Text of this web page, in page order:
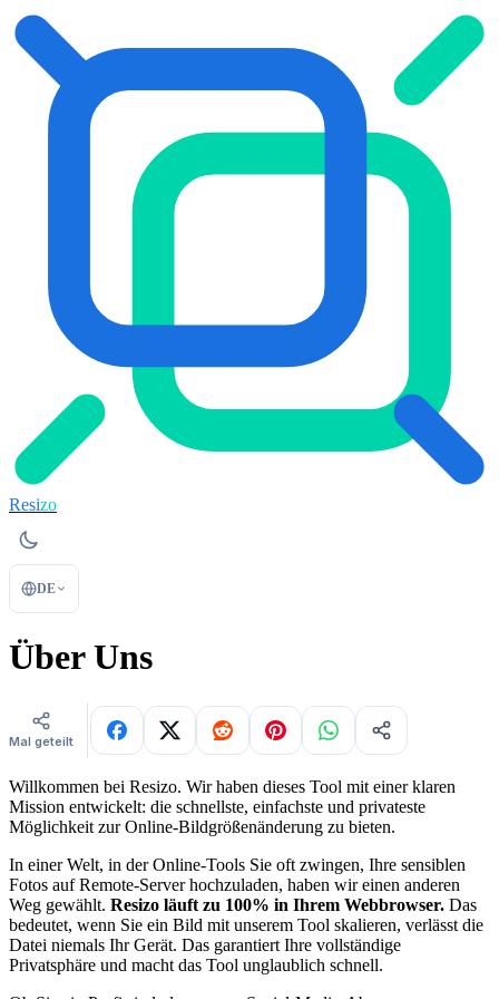
Resizo
DE
Über Uns
Mal geteilt
Willkommen bei Resizo. Wir haben dieses Tool mit einer klaren
Mission entwickelt: die schnellste, einfachste und privateste
Möglichkeit zur Online-Bildgrößenänderung zu bieten.
In einer Welt, in der Online-Tools Sie oft zwingen, Ihre sensiblen
Fotos auf Remote-Server hochzuladen, haben wir einen anderen
Weg gewählt. Resizo läuft zu 100% in Ihrem Webbrowser. Das
bedeutet, wenn Sie ein Bild mit unserem Tool skalieren, verlässt die
Datei niemals Ihr Gerät. Das garantiert Ihre vollständige
Privatsphäre und macht das Tool unglaublich schnell.